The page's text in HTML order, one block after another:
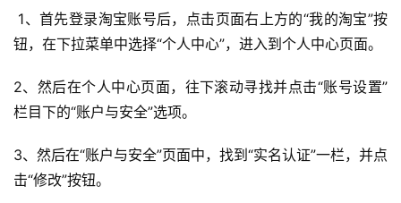
页
媒
体
钮，在下拉菜单中选择“个人中心”，进入到个人中心页面。
2、然后在个人中心页面，往下滚动寻找并点击“账号设置”
栏目下的“账户与安全”选项。
3、然后在“账户与安全”页面中，找到“实名认证”一栏，并点
击“修改”按钮。